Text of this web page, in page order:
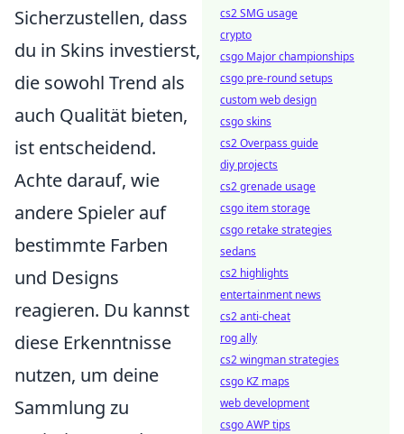
Sicherzustellen, dass
du in Skins investierst,
die sowohl Trend als
auch Qualität bieten,
ist entscheidend.
Achte darauf, wie
andere Spieler auf
bestimmte Farben
und Designs
reagieren. Du kannst
diese Erkenntnisse
nutzen, um deine
Sammlung zu
cs2 SMG usage
crypto
csgo Major championships
csgo pre-round setups
custom web design
csgo skins
cs2 Overpass guide
diy projects
cs2 grenade usage
csgo item storage
csgo retake strategies
sedans
cs2 highlights
entertainment news
cs2 anti-cheat
rog ally
cs2 wingman strategies
csgo KZ maps
web development
csgo AWP tips